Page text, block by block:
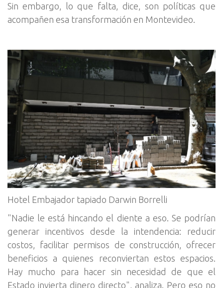
Sin embargo, lo que falta, dice, son políticas que
acompañen esa transformación en Montevideo.
Hotel Embajador tapiado Darwin Borrelli
"Nadie le está hincando el diente a eso. Se podrían
generar incentivos desde la intendencia: reducir
costos, facilitar permisos de construcción, ofrecer
beneficios a quienes reconviertan estos espacios.
Hay mucho para hacer sin necesidad de que el
Estado invierta dinero directo", analiza. Pero eso no